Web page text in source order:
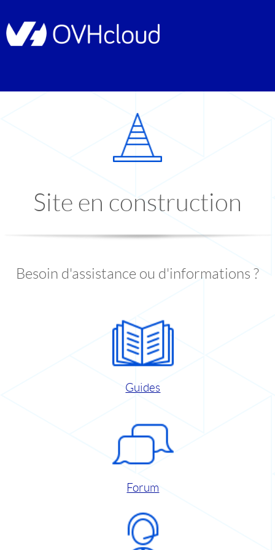
Site en construction
Besoin d'assistance ou d'informations ?
Guides
Forum